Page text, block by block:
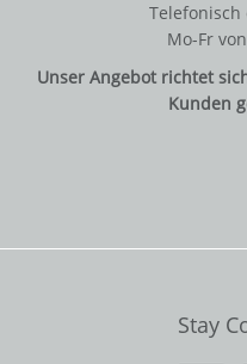
Telefonisch
Mo-Fr
Unser Angebot richtet
Kunden
Stay